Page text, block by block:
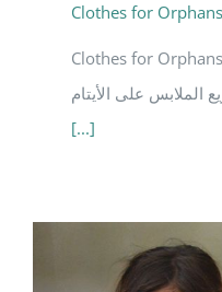
Clothes for Orphans
Clothes for Orphans توزيع الملابس على الأيتام
[...]